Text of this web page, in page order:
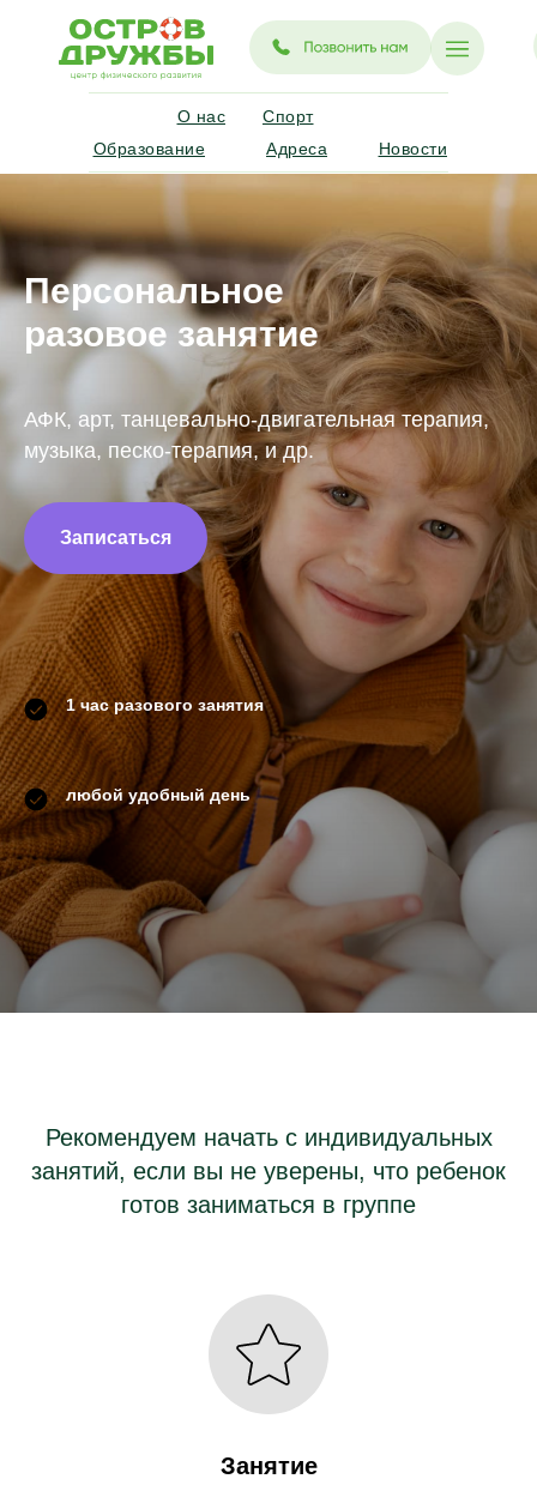
О нас
Спорт
Образование
Адреса Новости
Персональное
разовое занятие
АФК, арт, танцевально-двигательная терапия,
музыка, песко-терапия, и др.
Записаться
1 час разового занятия
любой удобный день
Рекомендуем начать с индивидуальных
занятий, если вы не уверены, что ребенок
готов заниматься в группе
Занятие